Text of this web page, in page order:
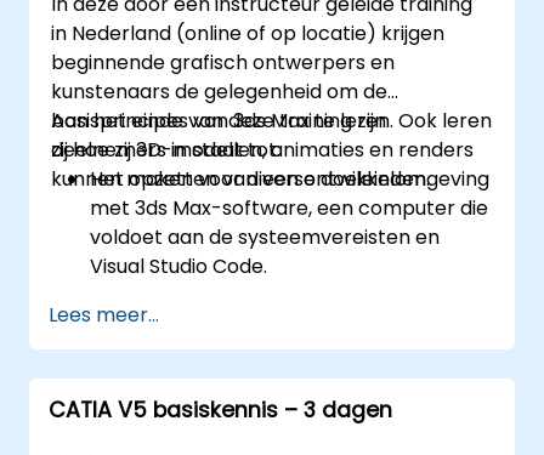
in Nederland (online of op locatie) krijgen
beginnende grafisch ontwerpers en
kunstenaars de gelegenheid om de
basisprincipes van 3ds Max te leren. Ook leren
zij hoe zij 3D-modellen, animaties en renders
kunnen maken voor diverse doeleinden.
Aan het einde van deze training zijn
deelnemers in staat tot:
Het opzetten van een ontwikkelomgeving
met 3ds Max-software, een computer die
voldoet aan de systeemvereisten en
Visual Studio Code.
Max en het verkennen van het
gebruikersinterface en
navigatiemogelijkheden.
Het toepassen van tools en modifiers om
Lees meer...
CATIA V5 basiskennis – 3 dagen